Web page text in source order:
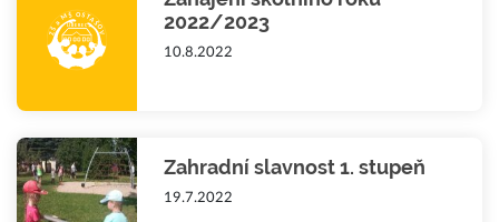
2022/2023
10.8.2022
Zahradní slavnost 1. stupeň
19.7.2022